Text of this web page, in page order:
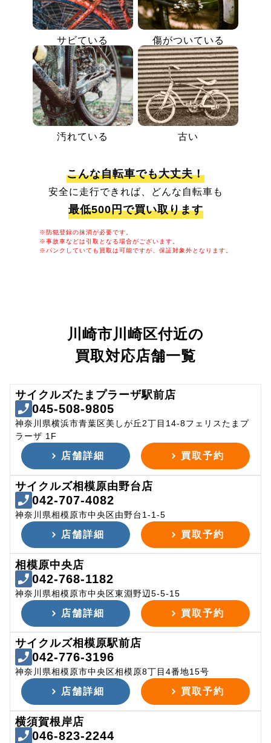
サビている 傷がついている
汚れている 古い
こんな自転車でも大丈夫！
安全に走行できれば、どんな自転車も
最低500円で買い取ります
※防犯登録の抹消が必要です。
※事故車などは引取となる場合がございます。
※パンクしていても買取は可能ですが、保証対象外となります。
川崎市川崎区付近の
買取対応店舗一覧
サイクルズたまプラーザ駅前店
045-508-9805
神奈川県横浜市青葉区美しが丘2丁目14-8フェリスたまプ
ラーザ 1F
店舗詳細 買取予約
サイクルズ相模原由野台店
042-707-4082
神奈川県相模原市中央区由野台1-1-5
店舗詳細 買取予約
相模原中央店
042-768-1182
神奈川県相模原市中央区東淵野辺5-5-15
店舗詳細 買取予約
サイクルズ相模原駅前店
042-776-3196
神奈川県相模原市中央区相模原8丁目4番地15号
店舗詳細 買取予約
横須賀根岸店
046-823-2244